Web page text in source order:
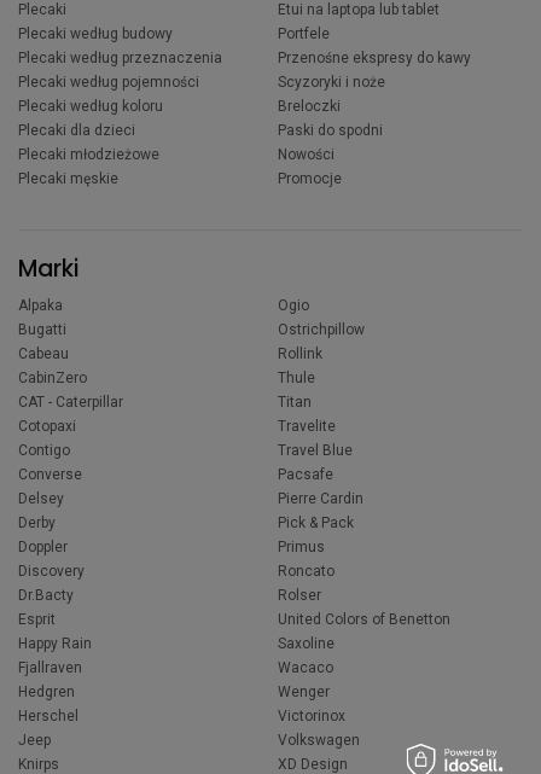
Plecaki
Plecaki według budowy
Plecaki według przeznaczenia
Plecaki według pojemności
Plecaki według koloru
Plecaki dla dzieci
Plecaki młodzieżowe
Plecaki męskie
Etui na laptopa lub tablet
Portfele
Przenośne ekspresy do kawy
Scyzoryki i noże
Breloczki
Paski do spodni
Nowości
Promocje
Marki
Alpaka
Bugatti
Cabeau
CabinZero
CAT - Caterpillar
Cotopaxi
Contigo
Converse
Delsey
Derby
Doppler
Discovery
Dr.Bacty
Esprit
Happy Rain
Fjallraven
Hedgren
Herschel
Jeep
Knirps
Ogio
Ostrichpillow
Rollink
Thule
Titan
Travelite
Travel Blue
Pacsafe
Pierre Cardin
Pick & Pack
Primus
Roncato
Rolser
United Colors of Benetton
Saxoline
Wacaco
Wenger
Victorinox
Volkswagen
XD Design